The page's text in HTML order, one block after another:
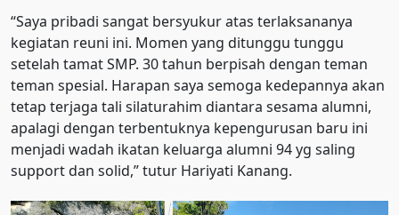
“Saya pribadi sangat bersyukur atas terlaksananya
kegiatan reuni ini. Momen yang ditunggu tunggu
setelah tamat SMP. 30 tahun berpisah dengan teman
teman spesial. Harapan saya semoga kedepannya akan
tetap terjaga tali silaturahim diantara sesama alumni,
apalagi dengan terbentuknya kepengurusan baru ini
menjadi wadah ikatan keluarga alumni 94 yg saling
support dan solid,” tutur Hariyati Kanang.